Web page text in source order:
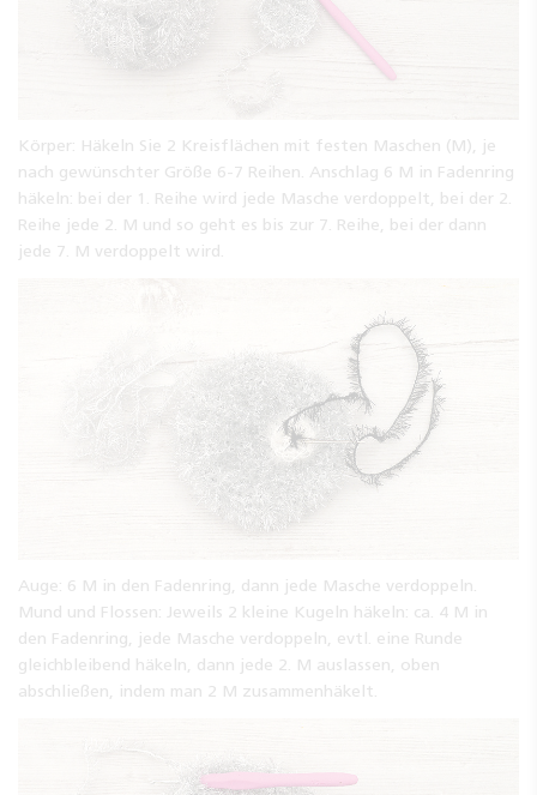
Körper: Häkeln Sie 2 Kreisflächen mit festen Maschen (M), je
nach gewünschter Größe 6-7 Reihen. Anschlag 6 M in Fadenring
häkeln: bei der 1. Reihe wird jede Masche verdoppelt, bei der 2.
Reihe jede 2. M und so geht es bis zur 7. Reihe, bei der dann
jede 7. M verdoppelt wird.
Auge: 6 M in den Fadenring, dann jede Masche verdoppeln.
Mund und Flossen: Jeweils 2 kleine Kugeln häkeln: ca. 4 M in
den Fadenring, jede Masche verdoppeln, evtl. eine Runde
gleichbleibend häkeln, dann jede 2. M auslassen, oben
abschließen, indem man 2 M zusammenhäkelt.